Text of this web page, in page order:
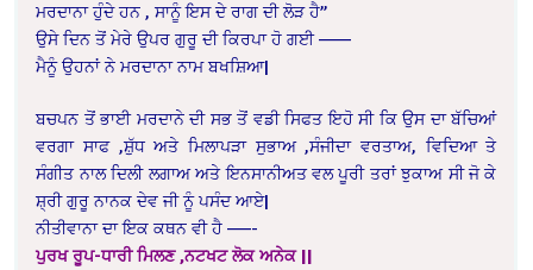
ਮਰਦਾਨਾ ਹੁੰਦੇ ਹਨ , ਸਾਨੂੰ ਇਸ ਦੇ ਰਾਗ ਦੀ ਲੋੜ ਹੈ”
ਉਸੇ ਦਿਨ ਤੋਂ ਮੇਰੇ ਉਪਰ ਗੁਰੂ ਦੀ ਕਿਰਪਾ ਹੋ ਗਈ ——–
ਮੈਨੂੰ ਉਹਨਾਂ ਨੇ ਮਰਦਾਨਾ ਨਾਮ ਬਖਸ਼ਿਆ|
ਬਚਪਨ ਤੋਂ ਭਾਈ ਮਰਦਾਨੇ ਦੀ ਸਭ ਤੋਂ ਵਡੀ ਸਿਫਤ ਇਹੋ ਸੀ ਕਿ ਉਸ ਦਾ ਬੱਚਿਆਂ
ਵਰਗਾ ਸਾਫ ,ਸ਼ੁੱਧ ਅਤੇ ਮਿਲਾਪੜਾ ਸੁਭਾਅ ,ਸੰਜੀਦਾ ਵਰਤਾਅ, ਵਿਦਿਆ ਤੇ
ਸੰਗੀਤ ਨਾਲ ਦਿਲੀ ਲਗਾਅ ਅਤੇ ਇਨਸਾਨੀਅਤ ਵਲ ਪੂਰੀ ਤਰਾਂ ਝੁਕਾਅ ਸੀ ਜੋ ਕੇ
ਸ਼੍ਰੀ ਗੁਰੂ ਨਾਨਕ ਦੇਵ ਜੀ ਨੂੰ ਪਸੰਦ ਆਏ|
ਨੀਤੀਵਾਨਾ ਦਾ ਇਕ ਕਥਨ ਵੀ ਹੈ ——-
ਪੁਰਖ ਰੂਪ-ਧਾਰੀ ਮਿਲਣ ,ਨਟਖਟ ਲੋਕ ਅਨੇਕ ||